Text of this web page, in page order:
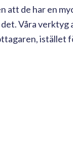
att de har en
Våra verktyg
istället